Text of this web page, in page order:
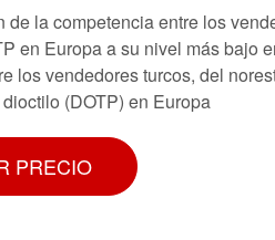
de la competencia entre los
en Europa a su nivel más bajo
los vendedores turcos, del
(DOTP) en Europa
PRECIO